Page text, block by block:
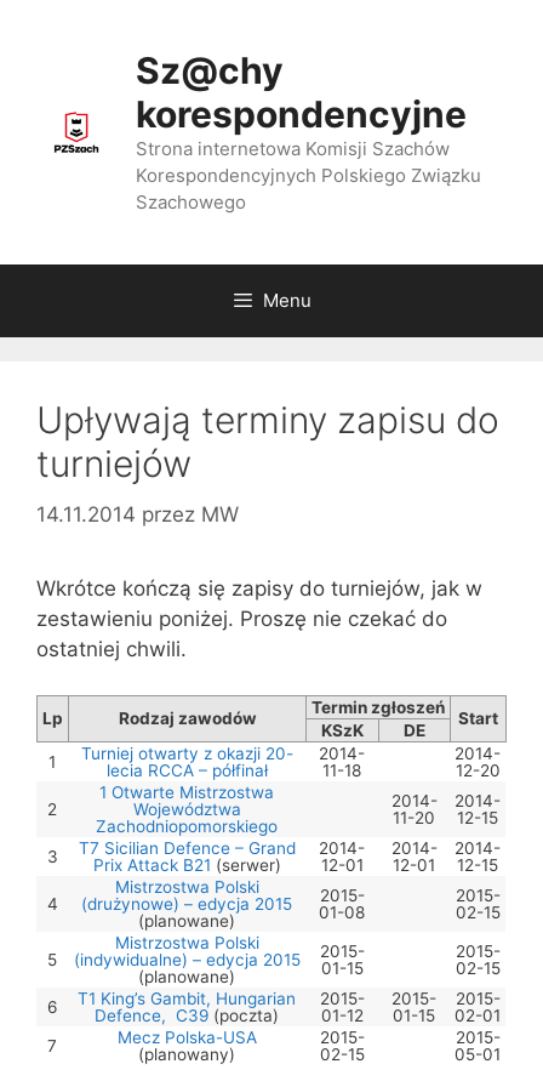
Sz@chy
korespondencyjne
Strona internetowa Komisji Szachów
Korespondencyjnych Polskiego Związku
Szachowego
Menu
Upływają terminy zapisu do
turniejów
14.11.2014 przez MW
Wkrótce kończą się zapisy do turniejów, jak w
zestawieniu poniżej. Proszę nie czekać do
ostatniej chwili.
Lp Rodzaj zawodów
Termin zgłoszeń
Start
KSzK
DE
1
Turniej otwarty z okazji 20-
lecia RCCA – półfinał
2014-
11-18
2014-
12-20
2
1 Otwarte Mistrzostwa
Województwa
Zachodniopomorskiego
2014-
11-20
2014-
12-15
3
T7 Sicilian Defence – Grand
Prix Attack B21 (serwer)
2014-
12-01
2014-
12-01
2014-
12-15
4
Mistrzostwa Polski
(drużynowe) – edycja 2015
(planowane)
2015-
01-08
2015-
02-15
5
Mistrzostwa Polski
(indywidualne) – edycja 2015
(planowane)
2015-
01-15
2015-
02-15
6
T1 King’s Gambit, Hungarian
Defence, C39 (poczta)
2015-
01-12
2015-
01-15
2015-
02-01
7
Mecz Polska-USA
(planowany)
2015-
02-15
2015-
05-01